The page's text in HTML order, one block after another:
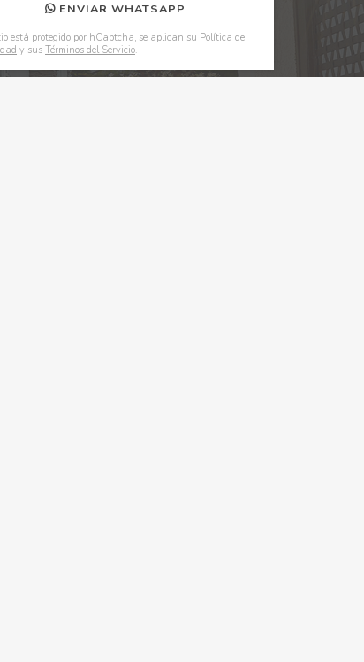
ENVIAR WHATSAPP
está protegido por hCaptcha, se aplican su Política de
y sus Términos del Servicio.